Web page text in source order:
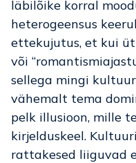
läbilõike korral
heterogeensus
ettekujutus, et kui
või
sellega mingi
vähemalt tema
pelk illusioon, mille
kirjelduskeel.
rattakesed liiguvad